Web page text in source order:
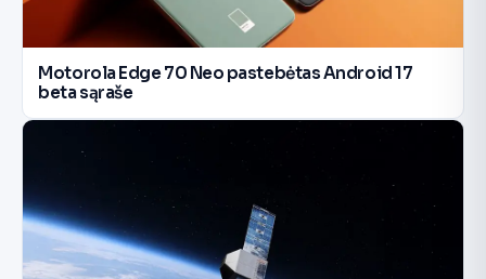
Motorola Edge 70 Neo pastebėtas Android 17
beta sąraše